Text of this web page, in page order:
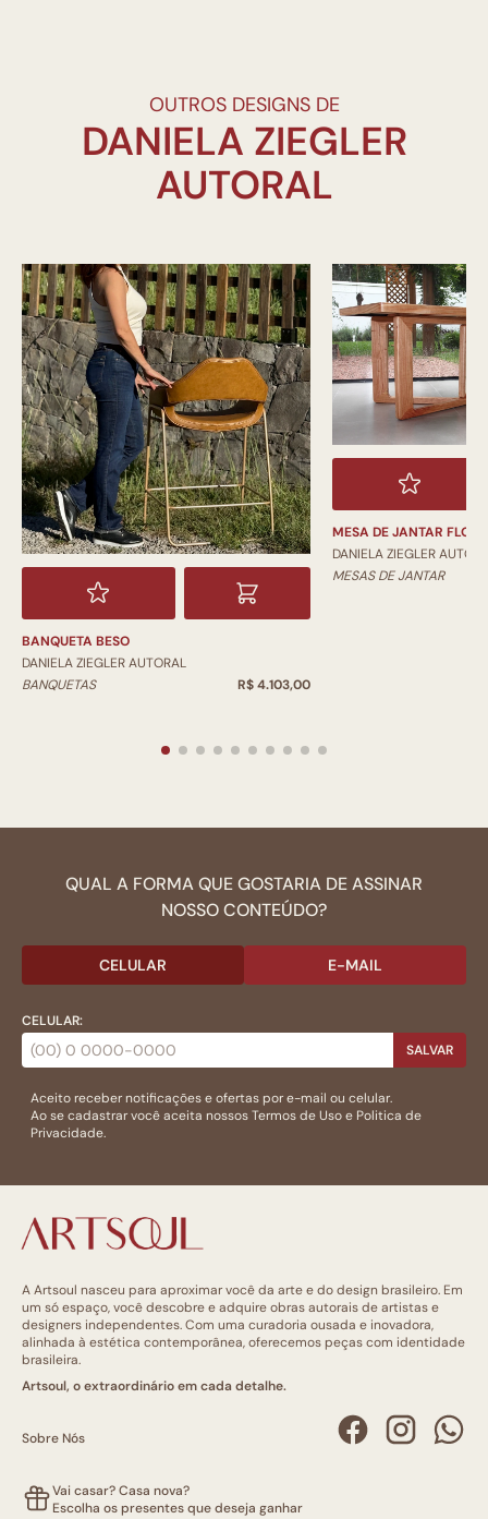
OUTROS DESIGNS DE
DANIELA ZIEGLER
BANQUETA BESO
DANIELA ZIEGLER AUTORAL
BANQUETAS
R$ 4.103,00
MESA DE JANTAR
DANIELA ZIEGLER
MESAS DE JANTAR
QUAL A FORMA QUE GOSTARIA DE ASSINAR
NOSSO CONTEÚDO?
CELULAR E-MAIL
CELULAR:
SALVAR
Aceito receber notificações e ofertas por e-mail ou celular.
Ao se cadastrar você aceita nossosTermos de Usoe Politica de
Privacidade.
A Artsoul nasceu para aproximar você da arte e do design brasileiro. Em
um só espaço, você descobre e adquire obras autorais de artistas e
designers independentes. Com uma curadoria ousada e inovadora,
alinhada à estética contemporânea, oferecemos peças com identidade
brasileira.
Artsoul, o extraordinário em cada detalhe.
Sobre Nós
Vai casar? Casa nova?
Escolha os presentes que deseja ganhar